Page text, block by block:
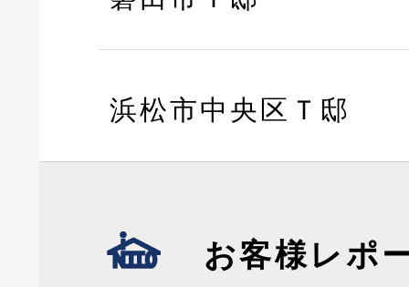
浜松市中央区Ｔ邸
お客様レポ